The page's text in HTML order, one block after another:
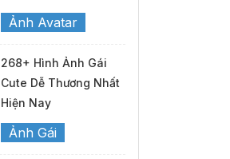
Ảnh Avatar
268+ Hình Ảnh Gái
Cute Dễ Thương Nhất
Hiện Nay
Ảnh Gái